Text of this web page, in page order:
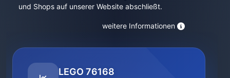
und Shops auf unserer Website abschließt.
weitere Informationen
LEGO 76168